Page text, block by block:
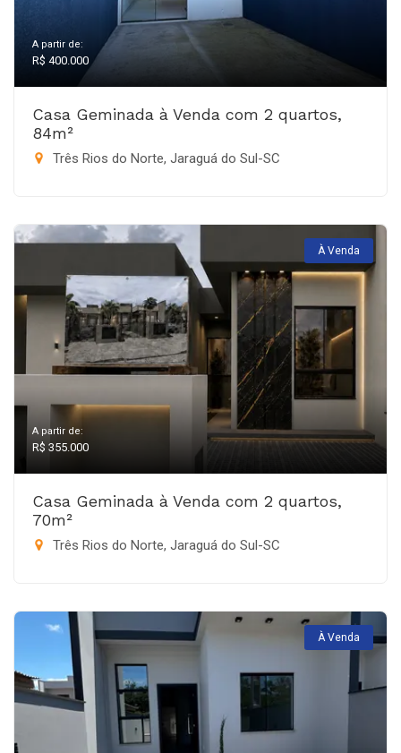
A partir de:
R$ 400.000
Casa Geminada à Venda com 2 quartos,
84m²
Três Rios do Norte, Jaraguá do Sul-SC
À Venda
A partir de:
R$ 355.000
Casa Geminada à Venda com 2 quartos,
70m²
Três Rios do Norte, Jaraguá do Sul-SC
À Venda